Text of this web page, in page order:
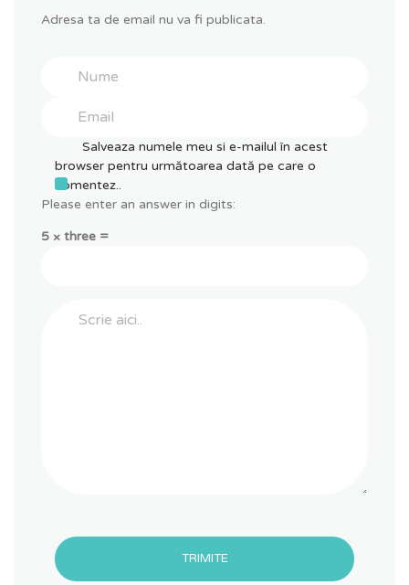
Adresa ta de email nu va fi publicata.
Salveaza numele meu si e-mailul în acest
browser pentru următoarea dată pe care o
comentez..
Please enter an answer in digits:
5 × three =
TRIMITE